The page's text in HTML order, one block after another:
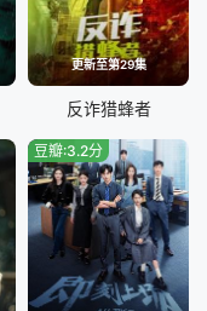
更新至第29集
反诈猎蜂者
豆瓣:3.2分